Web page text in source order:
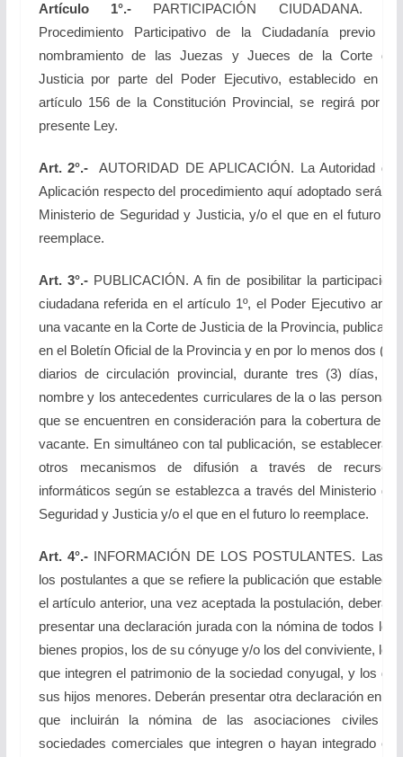
Artículo 1°.- PARTICIPACIÓN CIUDADANA. El
Procedimiento Participativo de la Ciudadanía previo al
nombramiento de las Juezas y Jueces de la Corte de
Justicia por parte del Poder Ejecutivo, establecido en el
artículo 156 de la Constitución Provincial, se regirá por la
presente Ley.
Art. 2°.- AUTORIDAD DE APLICACIÓN. La Autoridad de
Aplicación respecto del procedimiento aquí adoptado será el
Ministerio de Seguridad y Justicia, y/o el que en el futuro lo
reemplace.
Art. 3°.-PUBLICACIÓN. A fin de posibilitar la participación
ciudadana referida en el artículo 1º, el Poder Ejecutivo ante
una vacante en la Corte de Justicia de la Provincia, publicará
en el Boletín Oficial de la Provincia y en por lo menos dos (2)
diarios de circulación provincial, durante tres (3) días, el
nombre y los antecedentes curriculares de la o las personas
que se encuentren en consideración para la cobertura de la
vacante. En simultáneo con tal publicación, se establecerán
otros mecanismos de difusión a través de recursos
informáticos según se establezca a través del Ministerio de
Seguridad y Justicia y/o el que en el futuro lo reemplace.
Art. 4°.-INFORMACIÓN DE LOS POSTULANTES. Las y
los postulantes a que se refiere la publicación que establece
el artículo anterior, una vez aceptada la postulación, deberán
presentar una declaración jurada con la nómina de todos los
bienes propios, los de su cónyuge y/o los del conviviente, los
que integren el patrimonio de la sociedad conyugal, y los de
sus hijos menores. Deberán presentar otra declaración en la
que incluirán la nómina de las asociaciones civiles y
sociedades comerciales que integren o hayan integrado en